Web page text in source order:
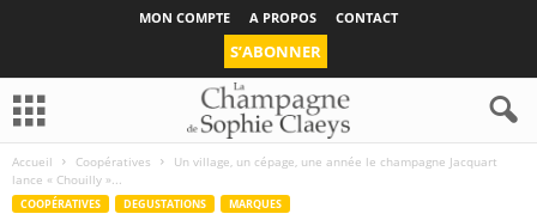
MON COMPTE A PROPOS CONTACT
S’ABONNER
Accueil Coopératives
Un village, un cépage, une année le champagne Jacquart
lance « Chouilly »...
COOPÉRATIVES DEGUSTATIONS MARQUES